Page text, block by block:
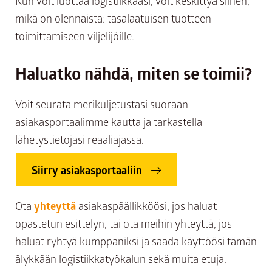
mikä on olennaista: tasalaatuisen tuotteen
toimittamiseen viljelijöille.
Haluatko nähdä, miten se toimii?
Voit seurata merikuljetustasi suoraan
asiakasportaalimme kautta ja tarkastella
lähetystietojasi reaaliajassa.
Siirry asiakasportaaliin
Ota yhteyttä asiakaspäällikköösi, jos haluat
opastetun esittelyn, tai ota meihin yhteyttä, jos
haluat ryhtyä kumppaniksi ja saada käyttöösi tämän
älykkään logistiikkatyökalun sekä muita etuja.